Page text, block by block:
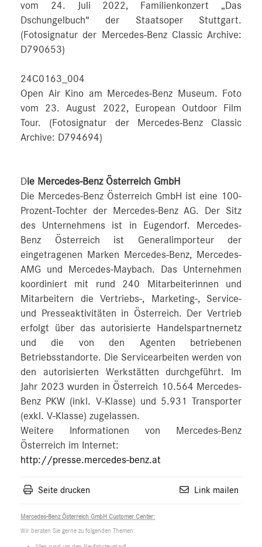
vom 24. Juli 2022, Familienkonzert „Das
Dschungelbuch“ der Staatsoper Stuttgart.
(Fotosignatur der Mercedes-Benz Classic Archive:
D790653)
24C0163_004
Open Air Kino am Mercedes-Benz Museum. Foto
vom 23. August 2022, European Outdoor Film
Tour. (Fotosignatur der Mercedes-Benz Classic
Archive: D794694)
Die Mercedes-Benz Österreich GmbH
Die Mercedes-Benz Österreich GmbH ist eine 100-
Prozent-Tochter der Mercedes-Benz AG. Der Sitz
des Unternehmens ist in Eugendorf. Mercedes-
Benz Österreich ist Generalimporteur der
eingetragenen Marken Mercedes-Benz, Mercedes-
AMG und Mercedes-Maybach. Das Unternehmen
koordiniert mit rund 240 Mitarbeiterinnen und
Mitarbeitern die Vertriebs-, Marketing-, Service-
und Presseaktivitäten in Österreich. Der Vertrieb
erfolgt über das autorisierte Handelspartnernetz
und die von den Agenten betriebenen
Betriebsstandorte. Die Servicearbeiten werden von
den autorisierten Werkstätten durchgeführt. Im
Jahr 2023 wurden in Österreich 10.564 Mercedes-
Benz PKW (inkl. V-Klasse) und 5.931 Transporter
(exkl. V-Klasse) zugelassen.
Weitere Informationen von Mercedes-Benz
Österreich im Internet:
http://presse.mercedes-benz.at
Seite drucken Link mailen
Mercedes-Benz Österreich GmbH Customer Center:
Wir beraten Sie gerne zu folgenden Themen: